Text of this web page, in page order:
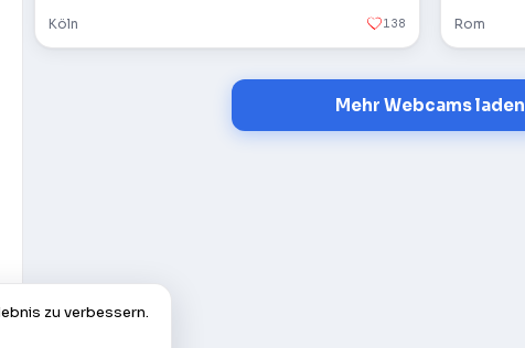
Köln 138 Rom
Mehr Webcams laden
zu verbessern.